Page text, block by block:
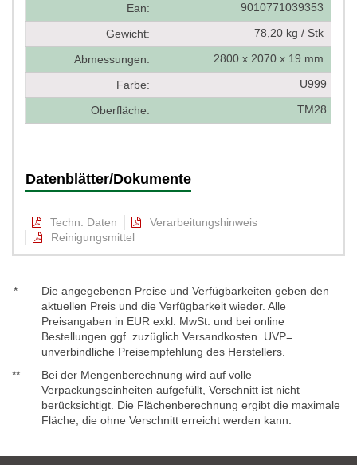
Ean: 9010771039353
Gewicht: 78,20 kg / Stk
Abmessungen: 2800 x 2070 x 19 mm
Farbe: U999
Oberfläche: TM28
Datenblätter/Dokumente
Techn. Daten
Verarbeitungshinweis
Reinigungsmittel
*
Die angegebenen Preise und Verfügbarkeiten geben den
aktuellen Preis und die Verfügbarkeit wieder. Alle
Preisangaben in EUR exkl. MwSt. und bei online
Bestellungen ggf. zuzüglich Versandkosten. UVP=
unverbindliche Preisempfehlung des Herstellers.
**
Bei der Mengenberechnung wird auf volle
Verpackungseinheiten aufgefüllt, Verschnitt ist nicht
berücksichtigt. Die Flächenberechnung ergibt die maximale
Fläche, die ohne Verschnitt erreicht werden kann.